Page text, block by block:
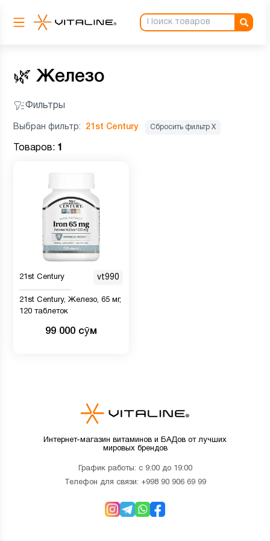
🌿 Железо
Фильтры
Выбран фильтр: 21st Century Сбросить фильтр Х
Товаров: 1
21st Century vt990
21st Century, Железо, 65 мг,
120 таблеток
99 000 сӯм
Интернет-магазин витаминов и БАДов от лучших
мировых брендов
График работы: с 9:00 до 19:00
Телефон для связи: +998 90 906 69 99